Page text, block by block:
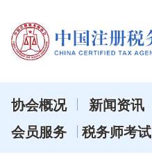
协会概况 新闻资讯
会员服务
税务师考试